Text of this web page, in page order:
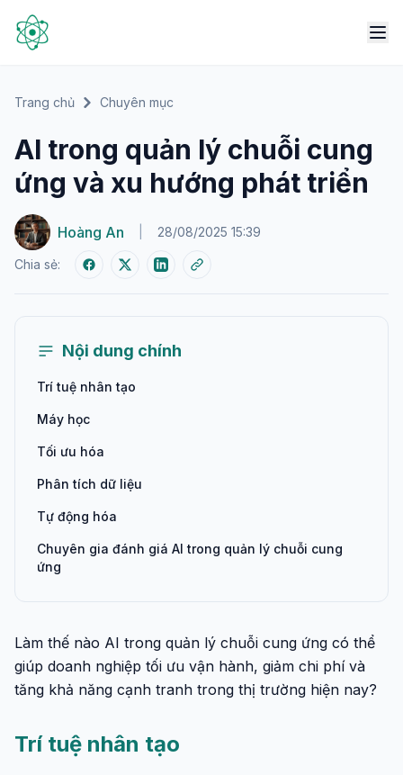
Trang chủ Chuyên mục
AI trong quản lý chuỗi cung
ứng và xu hướng phát triển
Hoàng An 28/08/2025 15:39
Chia sẻ:
Nội dung chính
Trí tuệ nhân tạo
Máy học
Tối ưu hóa
Phân tích dữ liệu
Tự động hóa
Chuyên gia đánh giá AI trong quản lý chuỗi cung
ứng
Làm thế nào AI trong quản lý chuỗi cung ứng có thể
giúp doanh nghiệp tối ưu vận hành, giảm chi phí và
tăng khả năng cạnh tranh trong thị trường hiện nay?
Trí tuệ nhân tạo